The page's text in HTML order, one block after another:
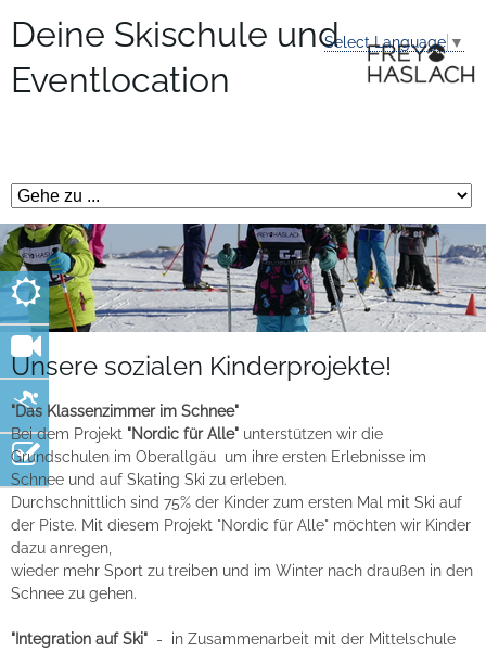
Deine Skischule und
Eventlocation
Select Language ▼
Unsere sozialen Kinderprojekte!
"Das Klassenzimmer im Schnee"
Bei dem Projekt "Nordic für Alle" unterstützen wir die
Grundschulen im Oberallgäu um ihre ersten Erlebnisse im
Schnee und auf Skating Ski zu erleben.
Durchschnittlich sind 75% der Kinder zum ersten Mal mit Ski auf
der Piste. Mit diesem Projekt "Nordic für Alle" möchten wir Kinder
dazu anregen,
wieder mehr Sport zu treiben und im Winter nach draußen in den
Schnee zu gehen.
"Integration auf Ski" - in Zusammenarbeit mit der Mittelschule